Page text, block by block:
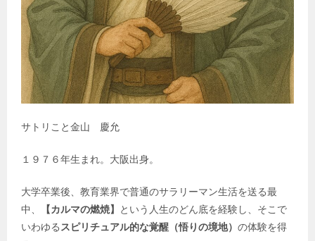
サトリこと金山 慶允
１９７６年生まれ。大阪出身。
大学卒業後、教育業界で普通のサラリーマン生活を送る最
中、
【カルマの燃焼】
という人生のどん底を経験し、そこで
いわゆるスピリチュアル的な覚醒（悟りの境地） の体験を得